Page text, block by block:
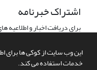
این وب سایت از کوکی ها برای
خدمات استفاده می کند.
اشتراک خبرنامه
برای دریافت اخبار و